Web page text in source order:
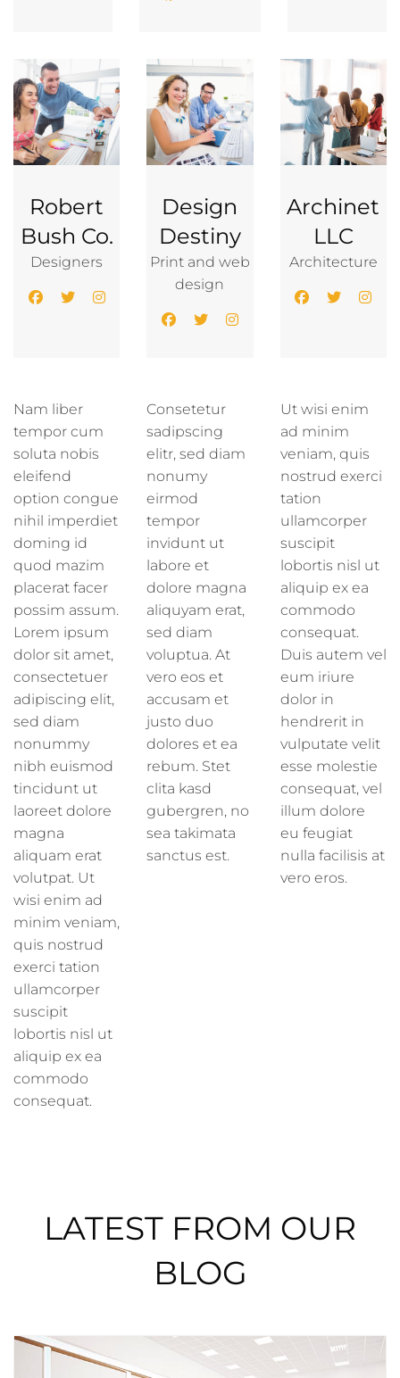
Robert
Bush Co.
Designers
Design
Destiny
Print and web
design
Archinet
LLC
Architecture
Nam liber
tempor cum
soluta nobis
eleifend
option congue
nihil imperdiet
doming id
quod mazim
placerat facer
possim assum.
Lorem ipsum
dolor sit amet,
consectetuer
adipiscing elit,
sed diam
nonummy
nibh euismod
tincidunt ut
laoreet dolore
magna
aliquam erat
volutpat. Ut
wisi enim ad
minim veniam,
quis nostrud
exerci tation
ullamcorper
suscipit
lobortis nisl ut
aliquip ex ea
commodo
consequat.
Consetetur
sadipscing
elitr, sed diam
nonumy
eirmod
tempor
invidunt ut
labore et
dolore magna
aliquyam erat,
sed diam
voluptua. At
vero eos et
accusam et
justo duo
dolores et ea
rebum. Stet
clita kasd
gubergren, no
sea takimata
sanctus est.
Ut wisi enim
ad minim
veniam, quis
nostrud exerci
tation
ullamcorper
suscipit
lobortis nisl ut
aliquip ex ea
commodo
consequat.
Duis autem vel
eum iriure
dolor in
hendrerit in
vulputate velit
esse molestie
consequat, vel
illum dolore
eu feugiat
nulla facilisis at
vero eros.
LATEST FROM OUR
BLOG